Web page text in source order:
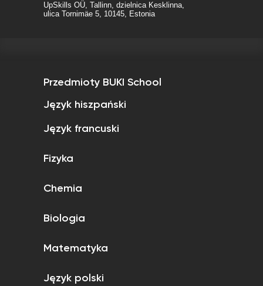
UpSkills OÜ, Tallinn, dzielnica Kesklinna,
ulica Tornimäe 5, 10145, Estonia
Przedmioty BUKI School
Język hiszpański
Język francuski
Fizyka
Chemia
Biologia
Matematyka
Język polski